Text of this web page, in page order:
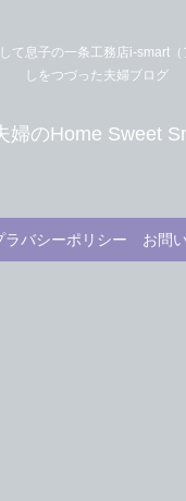
て息子の一条工務店i-smart
しをつづった夫婦ブログ
婦のHome Sweet
ラバシーポリシー お問